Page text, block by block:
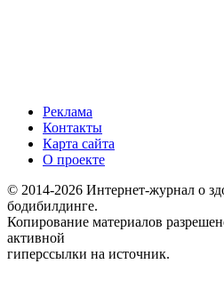
Реклама
Контакты
Карта сайта
О проекте
© 2014-2026 Интернет-журнал о
бодибилдинге.
Копирование материалов
активной
гиперссылки на источник.